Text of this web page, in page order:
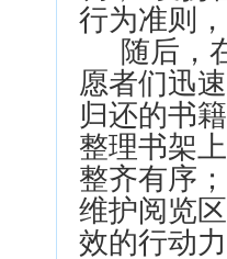
行为准则
随后，
愿者们迅
归还的书
整理书架
整齐有序
维护阅览
效的行动